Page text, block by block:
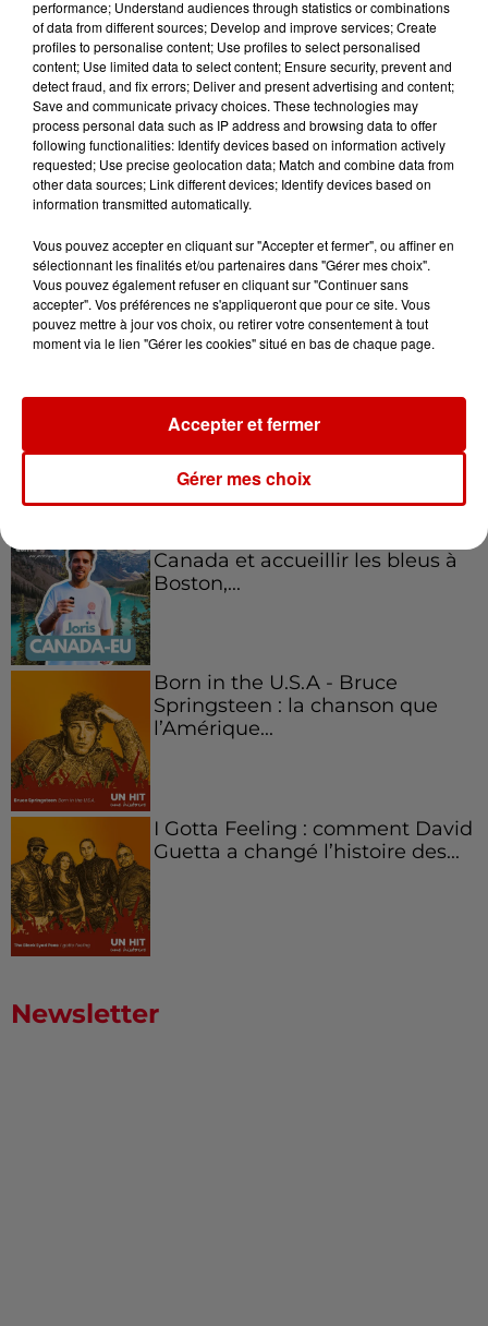
votre séjour en famille au cœur
de la...
Destination Vacances : inscrivez-
vous !
Podcasts Voir plus
Kelly Massol, figure
emblématique de
l'entrepreneuriat féminin
Canada et accueillir les bleus à
Boston,...
Born in the U.S.A - Bruce
Springsteen : la chanson que
l’Amérique...
I Gotta Feeling : comment David
Guetta a changé l’histoire des...
Newsletter
performance; Understand audiences through statistics or combinations
of data from different sources; Develop and improve services; Create
profiles to personalise content; Use profiles to select personalised
content; Use limited data to select content; Ensure security, prevent and
detect fraud, and fix errors; Deliver and present advertising and content;
Save and communicate privacy choices. These technologies may
process personal data such as IP address and browsing data to offer
following functionalities: Identify devices based on information actively
requested; Use precise geolocation data; Match and combine data from
other data sources; Link different devices; Identify devices based on
information transmitted automatically.
Vous pouvez accepter en cliquant sur "Accepter et fermer", ou affiner en
sélectionnant les finalités et/ou partenaires dans "Gérer mes choix".
Vous pouvez également refuser en cliquant sur "Continuer sans
accepter". Vos préférences ne s'appliqueront que pour ce site. Vous
pouvez mettre à jour vos choix, ou retirer votre consentement à tout
moment via le lien "Gérer les cookies" situé en bas de chaque page.
Gérer mes choix
Accepter et fermer